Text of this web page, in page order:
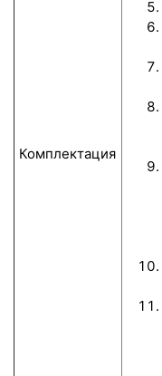
Комплектация